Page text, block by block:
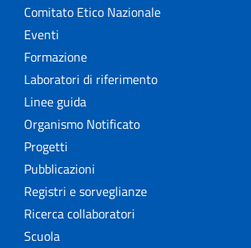
Comitato Etico Nazionale
Eventi
Formazione
Laboratori di riferimento
Linee guida
Organismo Notificato
Progetti
Pubblicazioni
Registri e sorveglianze
Ricerca collaboratori
Scuola